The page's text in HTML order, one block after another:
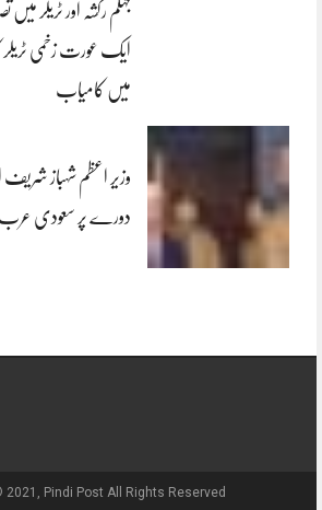
جہلم رکشہ اور ٹریلر میں
ایک عورت زخمی ٹریلر
میں کامیاب
وزیر اعظم شہباز شریف
دورے پر سعودی عرب
2021, Pindi Post All Rights Reserved.